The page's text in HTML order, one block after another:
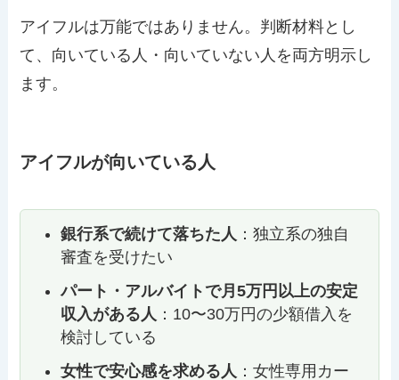
アイフルは万能ではありません。判断材料とし
て、向いている人・向いていない人を両方明示し
ます。
アイフルが向いている人
銀行系で続けて落ちた人 ：独立系の独自
審査を受けたい
パート・アルバイトで月5万円以上の安定
収入がある人 ：10〜30万円の少額借入を
検討している
女性で安心感を求める人 ：女性専用カー